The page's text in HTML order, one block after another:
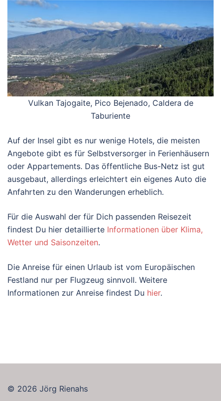
Vulkan Tajogaite, Pico Bejenado, Caldera de
Taburiente
Auf der Insel gibt es nur wenige Hotels, die meisten
Angebote gibt es für Selbstversorger in Ferienhäusern
oder Appartements. Das öffentliche Bus-Netz ist gut
ausgebaut, allerdings erleichtert ein eigenes Auto die
Anfahrten zu den Wanderungen erheblich.
Für die Auswahl der für Dich passenden Reisezeit
findest Du hier detaillierte Informationen über Klima,
Wetter und Saisonzeiten.
Die Anreise für einen Urlaub ist vom Europäischen
Festland nur per Flugzeug sinnvoll. Weitere
Informationen zur Anreise findest Du hier.
© 2026 Jörg Rienahs